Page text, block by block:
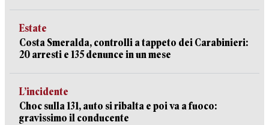
Estate
Costa Smeralda, controlli a tappeto dei Carabinieri:
20 arresti e 135 denunce in un mese
L’incidente
Choc sulla 131, auto si ribalta e poi va a fuoco:
gravissimo il conducente